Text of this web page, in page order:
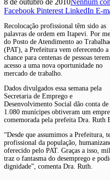
8 de outubro de 2010Nenhum
Facebook Pinterest LinkedIn E-
Recolocação profissional têm sido as
palavras de ordem em Itapevi. Por
do Posto de Atendimento ao
(PAT), a Prefeitura vem oferecendo a
chance para centenas de pessoas terem
acesso a uma nova oportunidade no
mercado de trabalho.
Dados divulgados essa semana pela
Secretaria de Emprego e
Desenvolvimento Social dão conta
1.080 munícipes obtiveram um
comemorada pela prefeita Dra. Ruth
“Desde que assumimos a Prefeitura,
profissional da população,
oferecido pelo PAT. Graças a isso,
traz o fantasma do desemprego e
dignidade”, comenta Dra. Ruth.